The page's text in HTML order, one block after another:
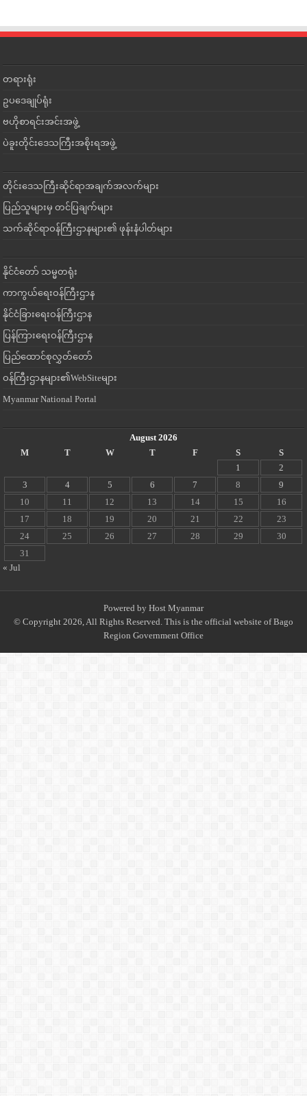
တရားရုံး
ဥပဒေချုပ်ရုံး
ဗဟိုစာရင်းအင်းအဖွဲ့
ပဲခူးတိုင်းဒေသကြီးအစိုးရအဖွဲ့
တိုင်းဒေသကြီးဆိုင်ရာအချက်အလက်များ
ပြည်သူများမှ တင်ပြချက်များ
သက်ဆိုင်ရာဝန်ကြီးဌာနများ၏ ဖုန်းနံပါတ်များ
နိုင်ငံတော် သမ္မတရုံး
ကာကွယ်ရေးဝန်ကြီးဌာန
နိုင်ငံခြားရေးဝန်ကြီးဌာန
ပြန်ကြားရေးဝန်ကြီးဌာန
ပြည်ထောင်စုလွှတ်တော်
ဝန်ကြီးဌာနများ၏WebSiteများ
Myanmar National Portal
August 2026
M
T W T F S
S
1
2
3
4 5 6 7 8
9
10
11 12 13 14 15
16
17
18 19 20 21 22
23
24
25 26 27 28 29
30
31
« Jul
Powered by Host Myanmar
© Copyright 2026, All Rights Reserved. This is the official website of Bago
Region Government Office